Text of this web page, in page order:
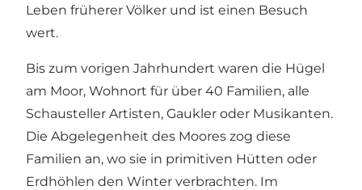
Leben früherer Völker und ist einen Besuch
wert.
Bis zum vorigen Jahrhundert waren die Hügel
am Moor, Wohnort für über 40 Familien, alle
Schausteller Artisten, Gaukler oder Musikanten.
Die Abgelegenheit des Moores zog diese
Familien an, wo sie in primitiven Hütten oder
Erdhöhlen den Winter verbrachten. Im